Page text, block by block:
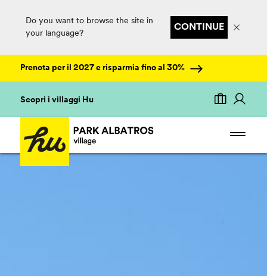
Do you want to browse the site in
your language?
CONTINUE
Prenota per il 2027 e risparmia fino al 30%
Scopri i villaggi Hu